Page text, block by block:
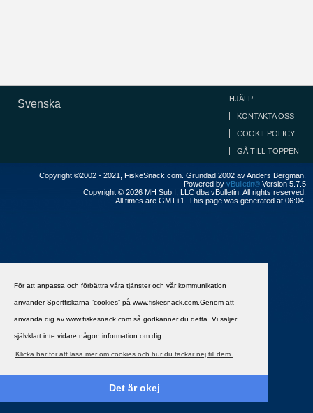
För att anpassa och förbättra våra tjänster och vår kommunikation
använder Sportfiskarna ”cookies” på www.fiskesnack.com.Genom att
använda dig av www.fiskesnack.com så godkänner du detta. Vi säljer
självklart inte vidare någon information om dig.
Klicka här för att läsa mer om cookies och hur du tackar nej till dem.
Det är okej
Svenska HJÄLP
KONTAKTA OSS
COOKIEPOLICY
GÅ TILL TOPPEN
Copyright ©2002 - 2021, FiskeSnack.com. Grundad 2002 av Anders Bergman.
Powered by vBulletin® Version 5.7.5
Copyright © 2026 MH Sub I, LLC dba vBulletin. All rights reserved.
All times are GMT+1. This page was generated at 06:04.